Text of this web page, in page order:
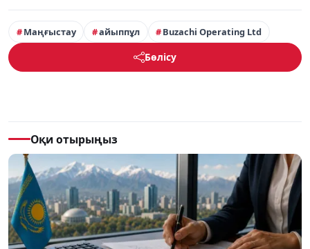
Маңғыстау айыппұл Buzachi Operating Ltd
Бөлісу
Оқи отырыңыз